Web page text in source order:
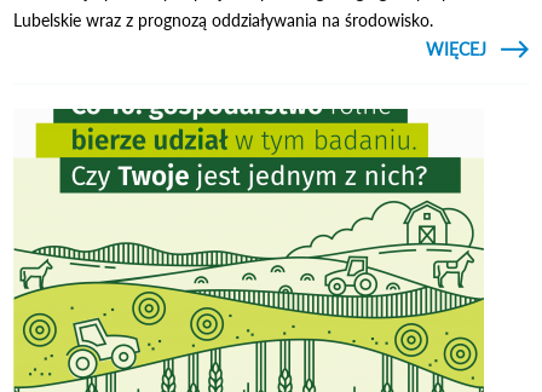
Lubelskie wraz z prognozą oddziaływania na środowisko.
CZYTAJ
WIĘCEJ